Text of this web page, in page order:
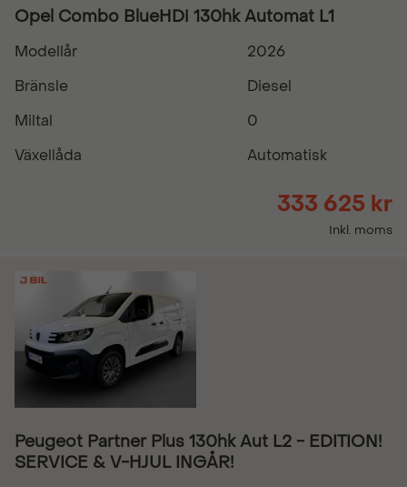
Opel Combo BlueHDi 130hk Automat L1
Modellår
2026
Bränsle
Diesel
Miltal
0
Växellåda
Automatisk
333 625 kr
Inkl. moms
Peugeot Partner Plus 130hk Aut L2 - EDITION!
SERVICE & V-HJUL INGÅR!